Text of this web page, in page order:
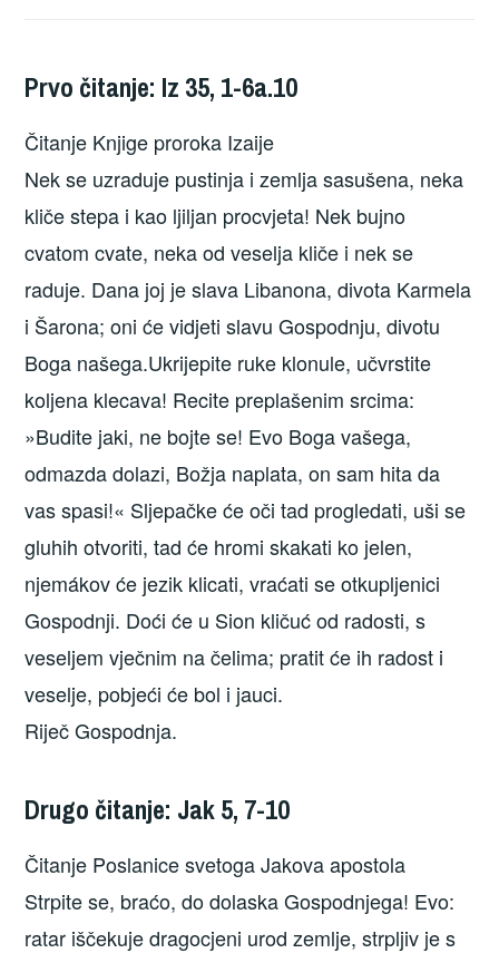
Prvo čitanje: Iz 35, 1-6a.10
Čitanje Knjige proroka Izaije
Nek se uzraduje pustinja i zemlja sasušena, neka
kliče stepa i kao ljiljan procvjeta! Nek bujno
cvatom cvate, neka od veselja kliče i nek se
raduje. Dana joj je slava Libanona, divota Karmela
i Šarona; oni će vidjeti slavu Gospodnju, divotu
Boga našega.Ukrijepite ruke klonule, učvrstite
koljena klecava! Recite preplašenim srcima:
»Budite jaki, ne bojte se! Evo Boga vašega,
odmazda dolazi, Božja naplata, on sam hita da
vas spasi!« Sljepačke će oči tad progledati, uši se
gluhih otvoriti, tad će hromi skakati ko jelen,
njemákov će jezik klicati, vraćati se otkupljenici
Gospodnji. Doći će u Sion kličuć od radosti, s
veseljem vječnim na čelima; pratit će ih radost i
veselje, pobjeći će bol i jauci.
Riječ Gospodnja.
Drugo čitanje: Jak 5, 7-10
Čitanje Poslanice svetoga Jakova apostola
Strpite se, braćo, do dolaska Gospodnjega! Evo:
ratar iščekuje dragocjeni urod zemlje, strpljiv je s